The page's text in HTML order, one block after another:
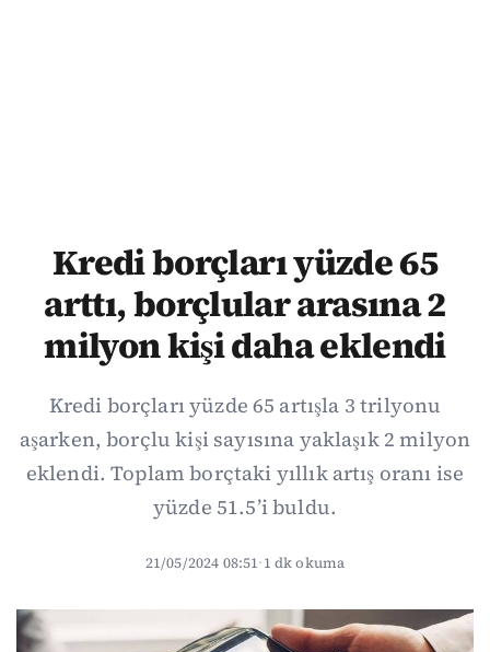
Kredi borçları yüzde 65
arttı, borçlular arasına 2
milyon kişi daha eklendi
Kredi borçları yüzde 65 artışla 3 trilyonu
aşarken, borçlu kişi sayısına yaklaşık 2 milyon
eklendi. Toplam borçtaki yıllık artış oranı ise
yüzde 51.5’i buldu.
21/05/2024 08:51·1 dk okuma